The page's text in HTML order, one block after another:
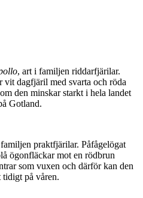
, art i familjen riddarfjärilar.
dagfjäril med svarta och röda
den minskar starkt i hela landet
Gotland.
praktfjärilar. Påfågelögat
ögonfläckar mot en rödbrun
som vuxen och därför kan den
tidigt på våren.